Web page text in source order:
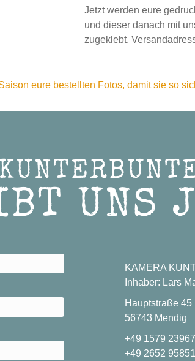
Jetzt werden eure
und dieser danach mit
zugeklebt.
eure bestellten Fotos, damit sie so
UNS
KAMERA
Inhaber: Lars
Hauptstraße 45
56743 Mendig
+49 1579
+49 2652